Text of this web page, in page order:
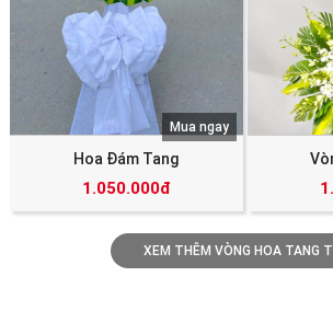
Hoa Đám Tang
1.050.000đ
Mua ngay
XEM THÊM VÒNG HOA TANG